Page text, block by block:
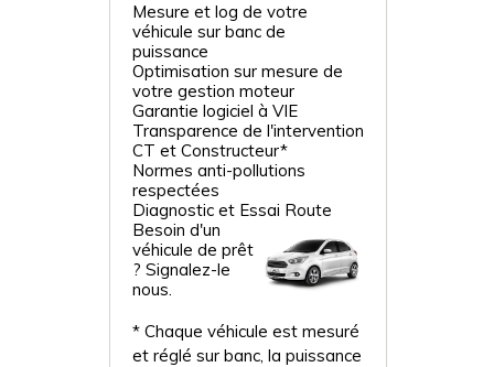
Mesure et log de votre
véhicule sur banc de
puissance
Optimisation sur mesure de
votre gestion moteur
Garantie logiciel à VIE
Transparence de l'intervention
CT et Constructeur*
Normes anti-pollutions
respectées
Diagnostic et Essai Route
Besoin d'un
véhicule de prêt
? Signalez-le
nous.
* Chaque véhicule est mesuré
et réglé sur banc, la puissance